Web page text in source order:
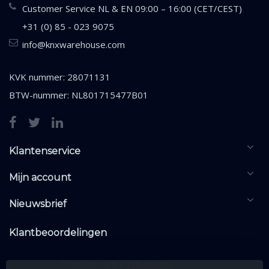
Customer Service NL & EN 09:00 – 16:00 (CET/CEST)
+31 (0) 85 - 023 9075
info@knxwarehouse.com
KVK nummer: 28071131
BTW-nummer: NL801715477B01
Klantenservice
Mijn account
Nieuwsbrief
Klantbeoordelingen